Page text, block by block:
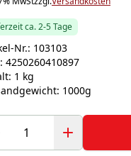
ca. 2-5 Tage
Nr.: 103103
4250260410897
1 kg
1000g